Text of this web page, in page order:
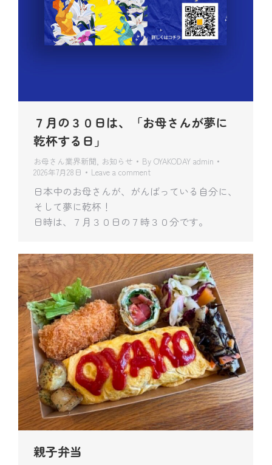
７月の３０日は、「お母さんが夢に
乾杯する日」
お母さん業界新聞, お知らせ By OYAKODAY admin
2026年7月28日
Leave a comment
日本中のお母さんが、がんばっている自分に、
そして夢に乾杯！
日時は、７月３０日の７時３０分です。
親子弁当